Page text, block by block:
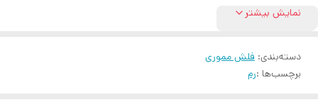
نمایش بیشتر
دسته‌بندی: فلش مموری
برچسب‌ها :رم